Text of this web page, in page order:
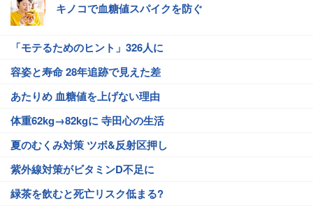
キノコで血糖値スパイクを防ぐ
「モテるためのヒント」326人に
容姿と寿命 28年追跡で見えた差
あたりめ 血糖値を上げない理由
体重62kg→82kgに 寺田心の生活
夏のむくみ対策 ツボ&反射区押し
紫外線対策がビタミンD不足に
緑茶を飲むと死亡リスク低まる?